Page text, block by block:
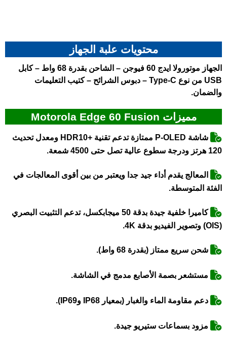
محتويات علبة الجهاز
الجهاز موتورولا ايدج 60 فيوجن – الشاحن بقدرة 68 واط – كابل
USB من نوع Type-C – دبوس الشرائح – كتيب التعليمات
والضمان.
مميزات Motorola Edge 60 Fusion
شاشة P-OLED ممتازة تدعم تقنية +HDR10 ومعدل تحديث
120 هرتز ودرجة سطوع عالية تصل حتى 4500 شمعة.
المعالج يقدم أداء جيد جدا ويعتبر من بين أقوى المعالجات في
الفئة المتوسطة.
كاميرا خلفية جيدة بدقة 50 ميجابكسل، تدعم التثبيت البصري
(OIS) وتصوير الفيديو بدقة 4K.
شحن سريع ممتاز (بقدرة 68 واط).
مستشعر بصمة الأصابع مدمج في الشاشة.
دعم مقاومة الماء والغبار (بمعيار IP68 وIP69).
مزود بسماعات ستيريو جيدة.